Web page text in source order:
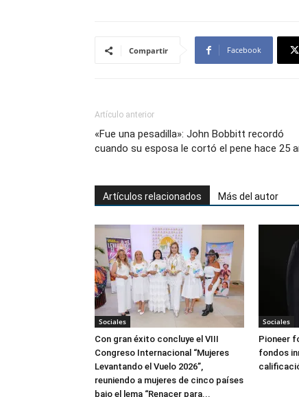
Compartir Facebook
Artículo anterior
«Fue una pesadilla»: John Bobbitt recordó
cuando su esposa le cortó el pene hace 25
Artículos relacionados Más del autor
Sociales
Con gran éxito concluye el VIII
Congreso Internacional “Mujeres
Levantando el Vuelo 2026”,
reuniendo a mujeres de cinco países
bajo el lema “Renacer para...
Sociales
Pioneer
fondos